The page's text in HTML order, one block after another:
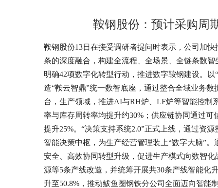
鞍钢股份：预计采购周
鞍钢股份13日在接受调研者提问时表示，公司加
条的深度融合，构建全流程、全场景、全链条数
明确42项数字化转型行动，推进数字鞍钢建设。
造“鞍云智鼎”统一数智底座，通过整合全域业务
台，生产领域，推进AI与RH炉、LF炉等智能控制
率与库存周转率均提升约30%；供应链协同通过
提升25%。“决策支持系统2.0”正式上线，通过资
智能决策中枢，为生产经营管理装上“数字大脑”
安全、高效协同转型升级，促进生产模式向数智
源等5条产线改造，并统筹开展共30条产线智能化
升至50.8%，推动鲅鱼圈钢铁分公司全面迈向智能